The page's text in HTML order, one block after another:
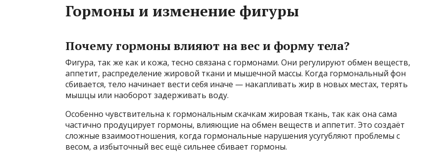
Гормоны и изменение фигуры
Почему гормоны влияют на вес и форму тела?
Фигура, так же как и кожа, тесно связана с гормонами. Они регулируют обмен веществ,
аппетит, распределение жировой ткани и мышечной массы. Когда гормональный фон
сбивается, тело начинает вести себя иначе — накапливать жир в новых местах, терять
мышцы или наоборот задерживать воду.
Особенно чувствительна к гормональным скачкам жировая ткань, так как она сама
частично продуцирует гормоны, влияющие на обмен веществ и аппетит. Это создаёт
сложные взаимоотношения, когда гормональные нарушения усугубляют проблемы с
весом, а избыточный вес ещё сильнее сбивает гормоны.